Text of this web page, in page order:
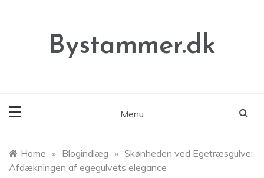
Bystammer.dk
Menu
Home » Blogindlæg » Skønheden ved Egetræsgulve:
Afdækningen af egegulvets elegance